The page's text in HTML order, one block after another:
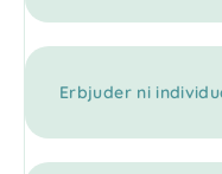
Erbjuder ni